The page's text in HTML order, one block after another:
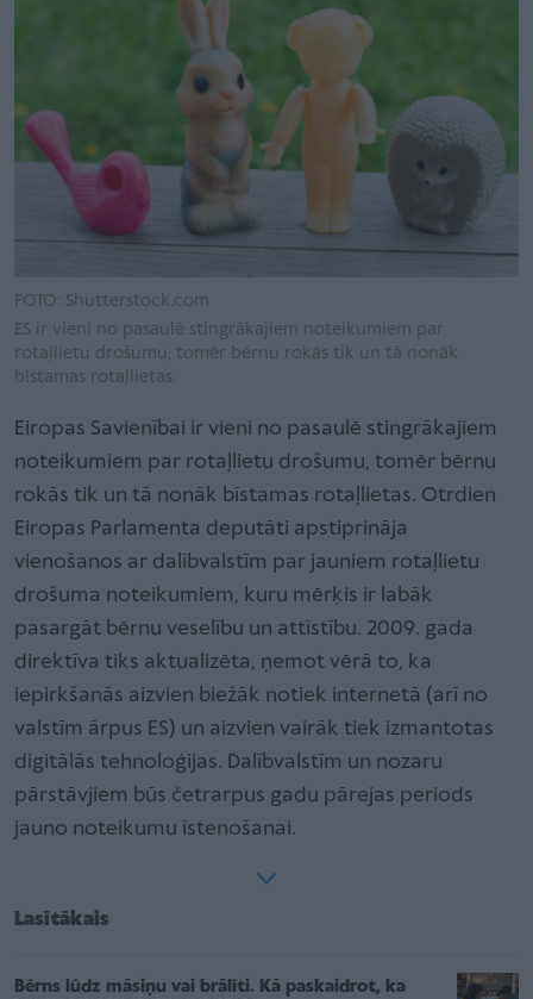
FOTO: Shutterstock.com
ES ir vieni no pasaulē stingrākajiem noteikumiem par
rotaļlietu drošumu, tomēr bērnu rokās tik un tā nonāk
bīstamas rotaļlietas.
Eiropas Savienībai ir vieni no pasaulē stingrākajiem
noteikumiem par rotaļlietu drošumu, tomēr bērnu
rokās tik un tā nonāk bīstamas rotaļlietas. Otrdien
Eiropas Parlamenta deputāti apstiprināja
vienošanos ar dalībvalstīm par jauniem rotaļlietu
drošuma noteikumiem, kuru mērķis ir labāk
pasargāt bērnu veselību un attīstību. 2009. gada
direktīva tiks aktualizēta, ņemot vērā to, ka
iepirkšanās aizvien biežāk notiek internetā (arī no
valstīm ārpus ES) un aizvien vairāk tiek izmantotas
digitālās tehnoloģijas. Dalībvalstīm un nozaru
pārstāvjiem būs četrarpus gadu pārejas periods
jauno noteikumu īstenošanai.
Lasītākais
Bērns lūdz māsiņu vai brālīti. Kā paskaidrot, ka